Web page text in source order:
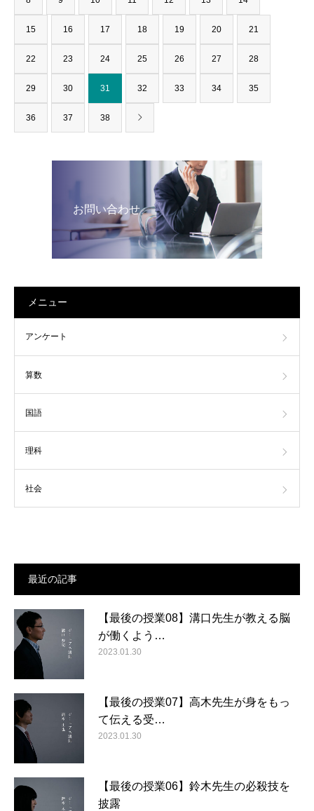
15 16 17 18 19 20 21
22 23 24 25 26 27 28
29 30 31 32 33 34 35
36 37 38
お問い合わせ
メニュー
アンケート
算数
国語
理科
社会
最近の記事
【最後の授業08】溝口先生が教える脳
が働くよう…
2023.01.30
【最後の授業07】高木先生が身をもっ
て伝える受…
2023.01.30
【最後の授業06】鈴木先生の必殺技を
披露